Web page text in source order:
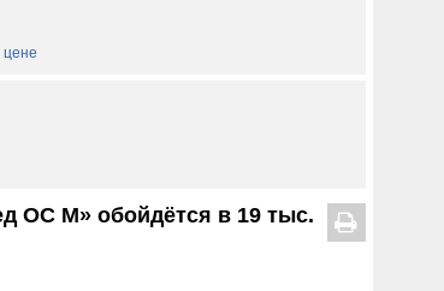
цене
ОС М» обойдётся в 19 тыс.